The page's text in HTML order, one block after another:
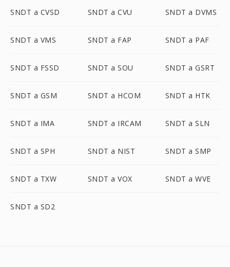
SNDT a CVSD SNDT a CVU SNDT a DVMS
SNDT a VMS SNDT a FAP SNDT a PAF
SNDT a FSSD SNDT a SOU SNDT a GSRT
SNDT a GSM SNDT a HCOM SNDT a HTK
SNDT a IMA SNDT a IRCAM SNDT a SLN
SNDT a SPH SNDT a NIST SNDT a SMP
SNDT a TXW SNDT a VOX SNDT a WVE
SNDT a SD2